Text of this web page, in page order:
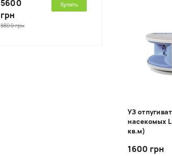
5600
грн
8800 грн
Купить
УЗ
насекомых
кв.м)
1600 грн